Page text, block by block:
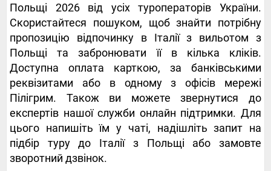
Польщі 2026 від усіх туроператорів України.
Скористайтеся пошуком, щоб знайти потрібну
пропозицію відпочинку в Італії з вильотом з
Польщі та забронювати її в кілька кліків.
Доступна оплата карткою, за банківськими
реквізитами або в одному з офісів мережі
Пілігрим. Також ви можете звернутися до
експертів нашої служби онлайн підтримки. Для
цього напишіть їм у чаті, надішліть запит на
підбір туру до Італії з Польщі або замовте
зворотний дзвінок.